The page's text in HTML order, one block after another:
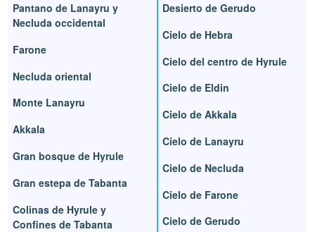
Pantano de Lanayru y
Necluda occidental
Farone
Necluda oriental
Monte Lanayru
Akkala
Gran bosque de Hyrule
Gran estepa de Tabanta
Colinas de Hyrule y
Confines de Tabanta
Desierto de Gerudo
Cielo de Hebra
Cielo del centro de Hyrule
Cielo de Eldin
Cielo de Akkala
Cielo de Lanayru
Cielo de Necluda
Cielo de Farone
Cielo de Gerudo